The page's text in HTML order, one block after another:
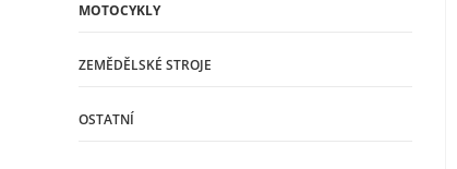
MOTOCYKLY
ZEMĚDĚLSKÉ STROJE
OSTATNÍ